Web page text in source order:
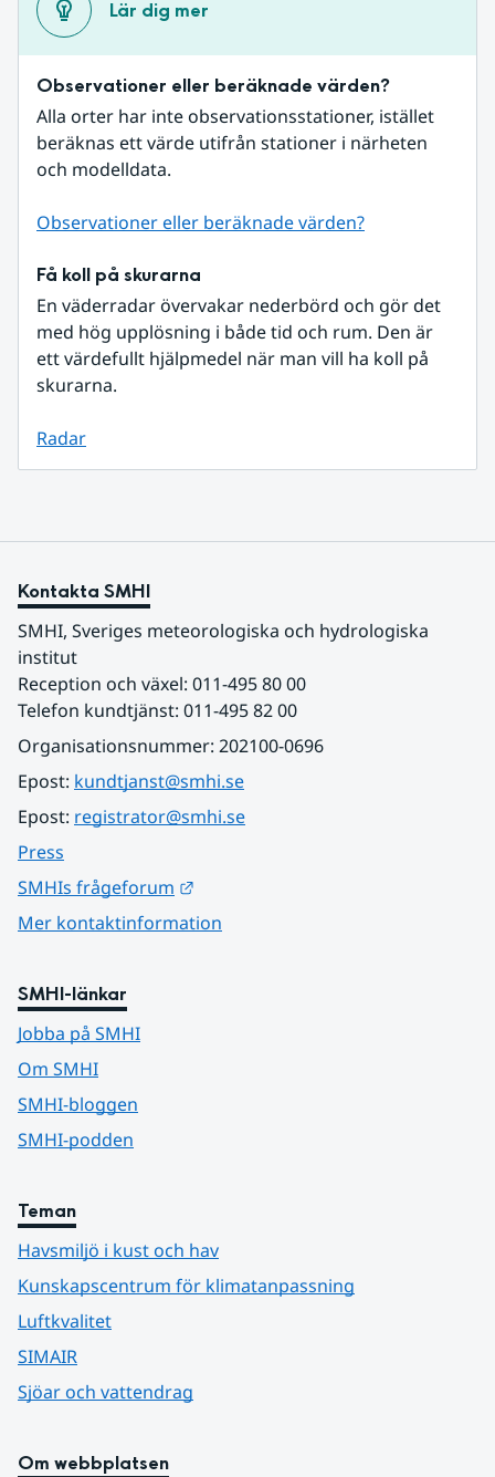
Lär dig mer
Observationer eller beräknade värden?
Alla orter har inte observationsstationer, istället
beräknas ett värde utifrån stationer i närheten
och modelldata.
Observationer eller beräknade värden?
Få koll på skurarna
En väderradar övervakar nederbörd och gör det
med hög upplösning i både tid och rum. Den är
ett värdefullt hjälpmedel när man vill ha koll på
skurarna.
Radar
Kontakta SMHI
SMHI, Sveriges meteorologiska och hydrologiska
institut
Reception och växel: 011-495 80 00
Telefon kundtjänst: 011-495 82 00
Organisationsnummer: 202100-0696
Epost: kundtjanst@smhi.se
Epost: registrator@smhi.se
Press
SMHIs frågeforum
Mer kontaktinformation
SMHI-länkar
Jobba på SMHI
Om SMHI
SMHI-bloggen
SMHI-podden
Teman
Havsmiljö i kust och hav
Kunskapscentrum för klimatanpassning
Luftkvalitet
SIMAIR
Sjöar och vattendrag
Om webbplatsen